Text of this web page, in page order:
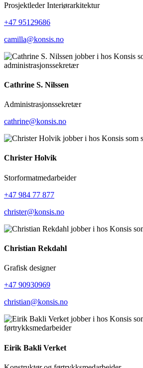
Prosjektleder Interiørarkitektur
+47 95129686
camilla@konsis.no
Cathrine S. Nilssen
Administrasjonssekretær
cathrine@konsis.no
Christer Holvik
Storformatmedarbeider
+47 984 77 877
christer@konsis.no
Christian Rekdahl
Grafisk designer
+47 90930969
christian@konsis.no
Eirik Bakli Verket